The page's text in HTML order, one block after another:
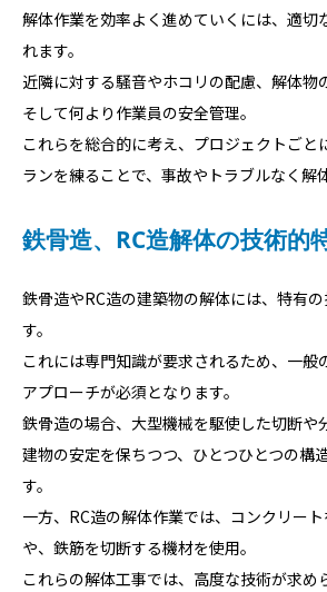
解体作業を効率よく進めていくには、適切
れます。
近隣に対する騒音やホコリの配慮、解体物
そして何より作業員の安全管理。
これらを総合的に考え、プロジェクトごと
ランを練ることで、事故やトラブルなく解
鉄骨造、RC造解体の技術的
鉄骨造やRC造の建築物の解体には、特有
す。
これには専門知識が要求されるため、一般
アプローチが必須となります。
鉄骨造の場合、大型機械を駆使した切断や
建物の安定を保ちつつ、ひとつひとつの構
す。
一方、RC造の解体作業では、コンクリー
や、鉄筋を切断する機材を使用。
これらの解体工事では、高度な技術が求め